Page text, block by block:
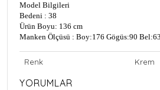
Model Bilgileri
Bedeni : 38
Ürün Boyu: 136 cm
Manken Ölçüsü : Boy:176 Gögüs:90
Renk Krem
YORUMLAR